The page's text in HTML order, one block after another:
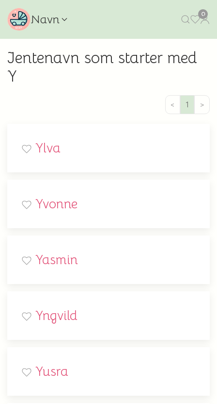
Navn 0
Jentenavn som starter med
Y
< 1 >
Ylva
Yvonne
Yasmin
Yngvild
Yusra